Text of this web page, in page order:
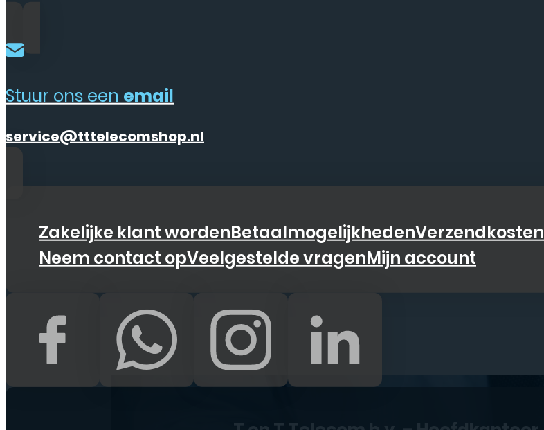
Stuur ons een email
service@tttelecomshop.nl
Zakelijke klant wordenBetaalmogelijkhedenVerzendkosten
Neem contact opVeelgestelde vragenMijn account